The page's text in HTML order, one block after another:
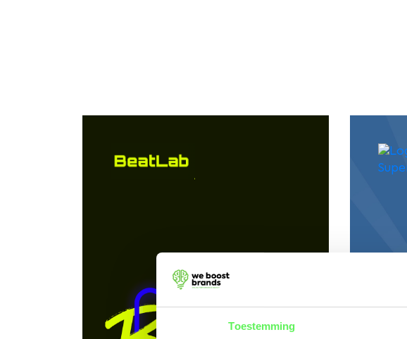
Toestemming